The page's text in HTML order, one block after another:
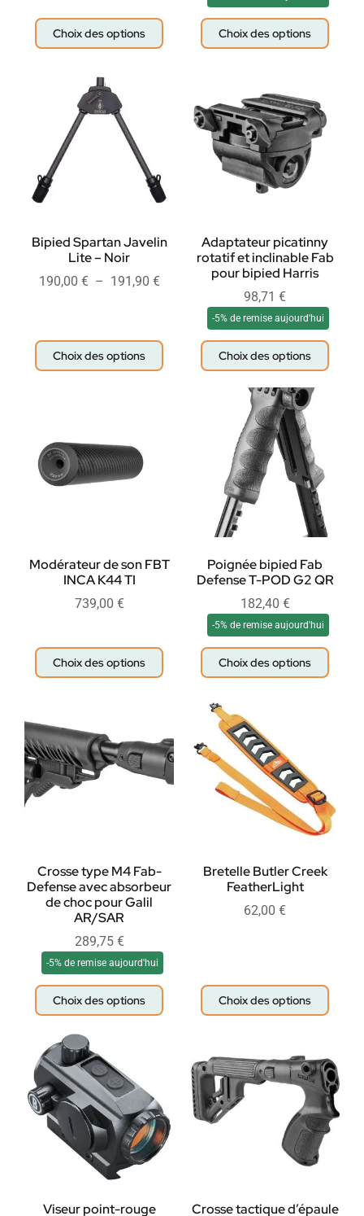
Choix des options Choix des options
Bipied Spartan Javelin
Lite – Noir
190,00 € – 191,90 €
Choix des options
Adaptateur picatinny
rotatif et inclinable Fab
pour bipied Harris
98,71 €
-5% de remise aujourd'hui
Choix des options
Modérateur de son FBT
INCA K44 TI
739,00 €
Choix des options
Poignée bipied Fab
Defense T-POD G2 QR
182,40 €
-5% de remise aujourd'hui
Choix des options
Crosse type M4 Fab-
Defense avec absorbeur
de choc pour Galil
AR/SAR
289,75 €
-5% de remise aujourd'hui
Choix des options
Bretelle Butler Creek
FeatherLight
62,00 €
Choix des options
Viseur point-rouge
Crosse tactique d’épaule